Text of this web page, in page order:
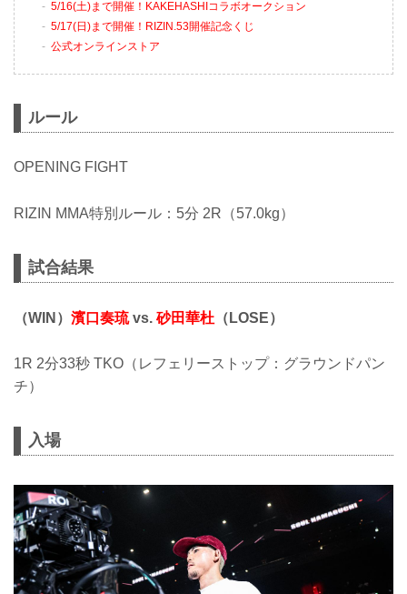
5/16(土)まで開催！KAKEHASHIコラボオークション
5/17(日)まで開催！RIZIN.53開催記念くじ
公式オンラインストア
ルール
OPENING FIGHT
RIZIN MMA特別ルール：5分 2R（57.0kg）
試合結果
（WIN） 濱口奏琉vs. 砂田華杜 （LOSE）
1R 2分33秒 TKO（レフェリーストップ：グラウンドパン
チ）
入場